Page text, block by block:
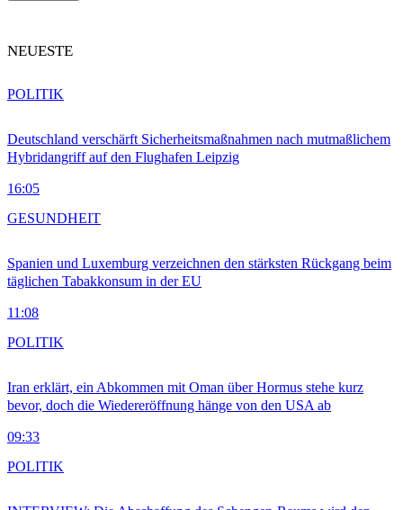
NEUESTE
Deutschland verschärft Sicherheitsmaßnahmen nach mutmaßlichem
Hybridangriff auf den Flughafen Leipzig
16:05
POLITIK
Spanien und Luxemburg verzeichnen den stärksten Rückgang beim
täglichen Tabakkonsum in der EU
11:08
GESUNDHEIT
Iran erklärt, ein Abkommen mit Oman über Hormus stehe kurz
bevor, doch die Wiedereröffnung hänge von den USA ab
09:33
POLITIK
POLITIK